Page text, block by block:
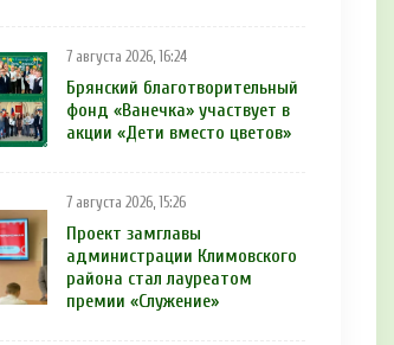
7 августа 2026, 16:24
Брянский благотворительный
фонд «Ванечка» участвует в
акции «Дети вместо цветов»
7 августа 2026, 15:26
Проект замглавы
администрации Климовского
района стал лауреатом
премии «Служение»